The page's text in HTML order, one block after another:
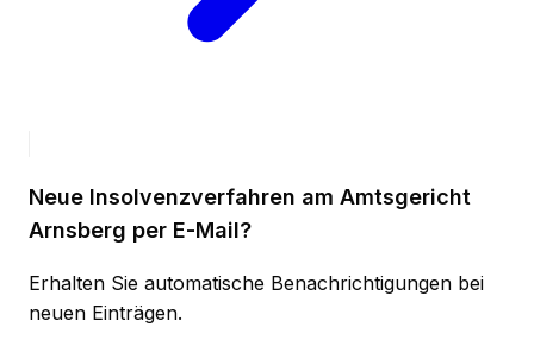
Neue Insolvenzverfahren am Amtsgericht
Arnsberg per E-Mail?
Erhalten Sie automatische Benachrichtigungen bei
neuen Einträgen.